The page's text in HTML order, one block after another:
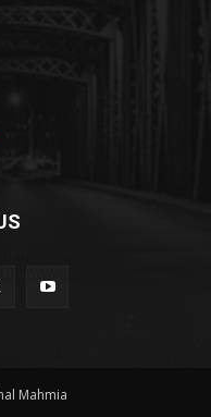
Mahmia